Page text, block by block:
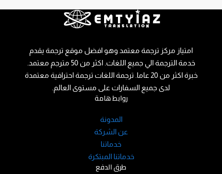
طرق الدفع
روابط هامة
المدونة
عن الشركة
خدماتنا
خدماتنا المبتكرة
امتياز مركز ترجمة معتمد وهو افضل موقع ترجمة يقدم
خدمة الترجمة الي جميع اللغات. اكثر من 50 مترجم معتمد.
خبرة اكثر من 20 عاما. ترجمة اللغات ترجمة احترافية معتمدة
لدى جميع السفارات على مستوى العالم.